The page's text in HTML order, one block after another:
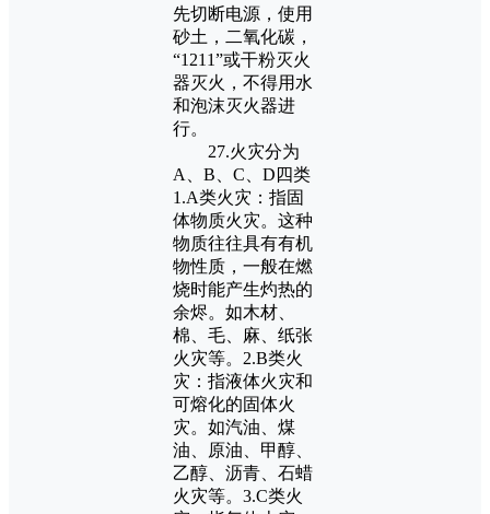
先切断电源，使用
砂土，二氧化碳，
“1211”或干粉灭火
器灭火，不得用水
和泡沫灭火器进
行。
27.火灾分为
A、B、C、D四类
1.A类火灾：指固
体物质火灾。这种
物质往往具有有机
物性质，一般在燃
烧时能产生灼热的
余烬。如木材、
棉、毛、麻、纸张
火灾等。2.B类火
灾：指液体火灾和
可熔化的固体火
灾。如汽油、煤
油、原油、甲醇、
乙醇、沥青、石蜡
火灾等。3.C类火